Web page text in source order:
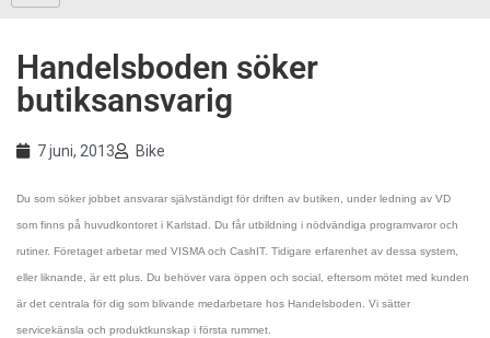
Handelsboden söker
butiksansvarig
7 juni, 2013 Bike
Du som söker jobbet ansvarar självständigt för driften av butiken, under ledning av VD
som finns på huvudkontoret i Karlstad. Du får utbildning i nödvändiga programvaror och
rutiner. Företaget arbetar med VISMA och CashIT. Tidigare erfarenhet av dessa system,
eller liknande, är ett plus. Du behöver vara öppen och social, eftersom mötet med kunden
är det centrala för dig som blivande medarbetare hos Handelsboden. Vi sätter
servicekänsla och produktkunskap i första rummet.